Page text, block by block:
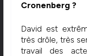
Cronenberg ?
David est
très drôle, très
travail des